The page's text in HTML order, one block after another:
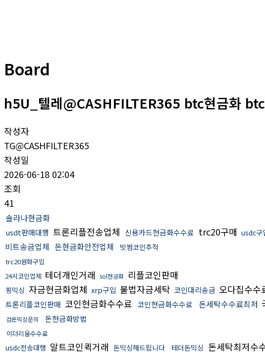
Board
h5U_텔레@CASHFILTER365 btc현금화
작성자
TG@CASHFILTER365
작성일
2026-06-18 02:04
조회
41
솔라나현금화
usdt판매대행 트론리플전송업체 신용카드현금화수수료 trc20구매 usdc구
비트송금업체 돈현금화안전업체 빗썸코인추적
trc20원화구입
24시코인업체 테더개인거래 sol현금화 리플코인판매
핑믹싱 자금현금화업체 xrp구입 불법자금세탁 코인대리송금 오다집수수
트론리플코인판매 코인현금화수수료 코인현금화수수료 돈세탁수수료최저
검돈믹싱문의 돈현금화방법
이더리움수수료
usdc전송대행 알트코인퀵거래 돈믹싱해드립니다 테더돈믹싱 돈세탁최저수